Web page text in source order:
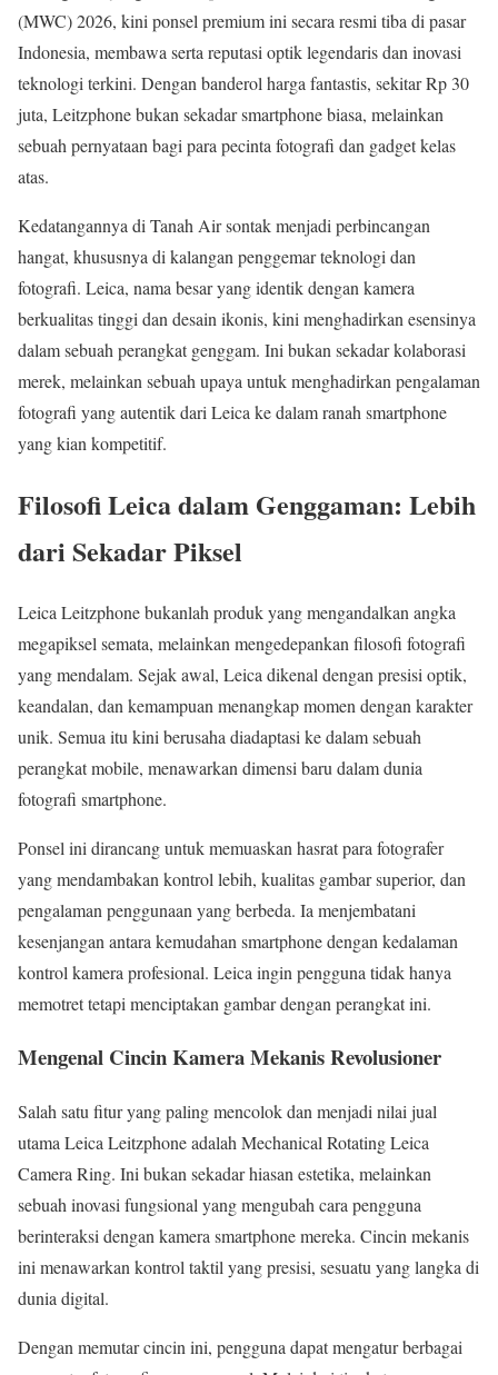
(MWC) 2026, kini ponsel premium ini secara resmi tiba di pasar
Indonesia, membawa serta reputasi optik legendaris dan inovasi
teknologi terkini. Dengan banderol harga fantastis, sekitar Rp 30
juta, Leitzphone bukan sekadar smartphone biasa, melainkan
sebuah pernyataan bagi para pecinta fotografi dan gadget kelas
atas.
Kedatangannya di Tanah Air sontak menjadi perbincangan
hangat, khususnya di kalangan penggemar teknologi dan
fotografi. Leica, nama besar yang identik dengan kamera
berkualitas tinggi dan desain ikonis, kini menghadirkan esensinya
dalam sebuah perangkat genggam. Ini bukan sekadar kolaborasi
merek, melainkan sebuah upaya untuk menghadirkan pengalaman
fotografi yang autentik dari Leica ke dalam ranah smartphone
yang kian kompetitif.
Filosofi Leica dalam Genggaman: Lebih
dari Sekadar Piksel
Leica Leitzphone bukanlah produk yang mengandalkan angka
megapiksel semata, melainkan mengedepankan filosofi fotografi
yang mendalam. Sejak awal, Leica dikenal dengan presisi optik,
keandalan, dan kemampuan menangkap momen dengan karakter
unik. Semua itu kini berusaha diadaptasi ke dalam sebuah
perangkat mobile, menawarkan dimensi baru dalam dunia
fotografi smartphone.
Ponsel ini dirancang untuk memuaskan hasrat para fotografer
yang mendambakan kontrol lebih, kualitas gambar superior, dan
pengalaman penggunaan yang berbeda. Ia menjembatani
kesenjangan antara kemudahan smartphone dengan kedalaman
kontrol kamera profesional. Leica ingin pengguna tidak hanya
memotret tetapi menciptakan gambar dengan perangkat ini.
Mengenal Cincin Kamera Mekanis Revolusioner
Salah satu fitur yang paling mencolok dan menjadi nilai jual
utama Leica Leitzphone adalah Mechanical Rotating Leica
Camera Ring. Ini bukan sekadar hiasan estetika, melainkan
sebuah inovasi fungsional yang mengubah cara pengguna
berinteraksi dengan kamera smartphone mereka. Cincin mekanis
ini menawarkan kontrol taktil yang presisi, sesuatu yang langka di
dunia digital.
Dengan memutar cincin ini, pengguna dapat mengatur berbagai